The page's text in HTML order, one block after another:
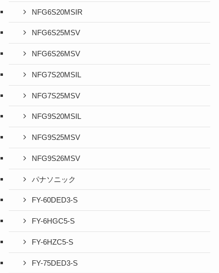
NFG6S20MSIR
NFG6S25MSV
NFG6S26MSV
NFG7S20MSIL
NFG7S25MSV
NFG9S20MSIL
NFG9S25MSV
NFG9S26MSV
パナソニック
FY-60DED3-S
FY-6HGC5-S
FY-6HZC5-S
FY-75DED3-S